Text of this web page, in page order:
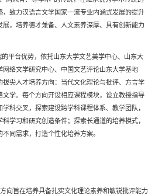
，致力汉语言文学国家一流专业内涵式发展的提升
，培养德才兼备、人文素养深厚、具有创新能力
的平台优势，依托山东大学文艺美学中心、山东大
络文学研究中心、中国文艺评论山东大学基地
拔尖人才培养方向：当代文化理论与批评、方言学
文学。每个方向开设相应课程模块，设立教授指导
科交叉，探索建设跨学科课程体系、教学团队，
学习和研究创造条件；探索长通道的培养模式，
同需求，打造个性化培养方案。
向旨在培养具备扎实文化理论素养和敏锐批评能力